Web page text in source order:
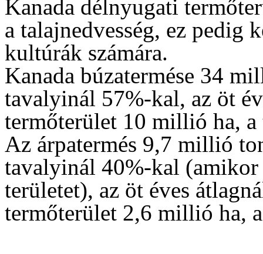
Kanada délnyugati
a talajnedvesség, ez pedig
kultúrák számára.
Kanada búzatermése 34
tavalyinál 57%-kal, az öt
termőterület 10 millió ha, a
Az árpatermés 9,7 millió
tavalyinál 40%-kal (amikor
területet), az öt éves
termőterület 2,6 millió ha,